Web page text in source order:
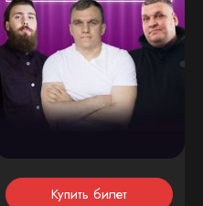
Купить билет